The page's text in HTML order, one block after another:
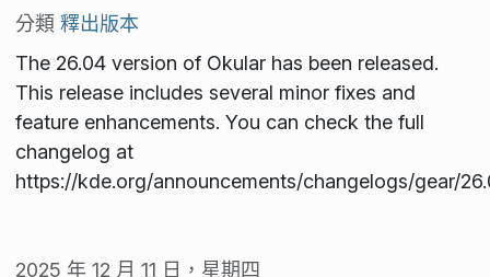
分類 釋出版本
The 26.04 version of Okular has been released.
This release includes several minor fixes and
feature enhancements. You can check the full
changelog at
https://kde.org/announcements/changelogs/gear/
2025 年 12 月 11 日，星期四